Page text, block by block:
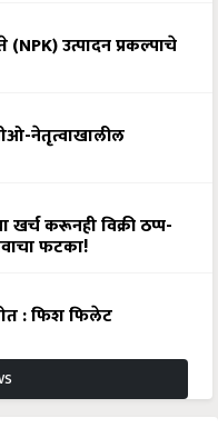
(NPK) उत्पादन प्रकल्पाचे
नेतृत्वाखालील
करूनही विक्री ठप्प-
फटका!
: फिश फिलेट